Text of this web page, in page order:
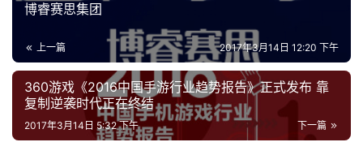
博睿赛思集团
上一篇 2017年3月14日 12:20 下午
360游戏《2016中国手游行业趋势报告》正式发布 靠
复制逆袭时代正在终结
下一篇
2017年3月14日 5:32 下午